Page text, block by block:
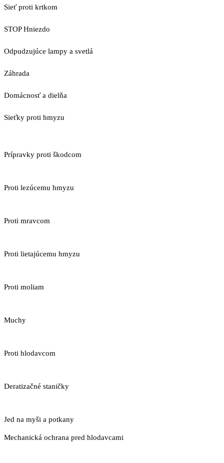
Sieť proti krtkom
STOP Hniezdo
Odpudzujúce lampy a svetlá
Záhrada
Domácnosť a dielňa
Sieťky proti hmyzu
Prípravky proti škodcom
Proti lezúcemu hmyzu
Proti mravcom
Proti lietajúcemu hmyzu
Proti moliam
Muchy
Proti hlodavcom
Deratizačné staničky
Jed na myši a potkany
Mechanická ochrana pred hlodavcami